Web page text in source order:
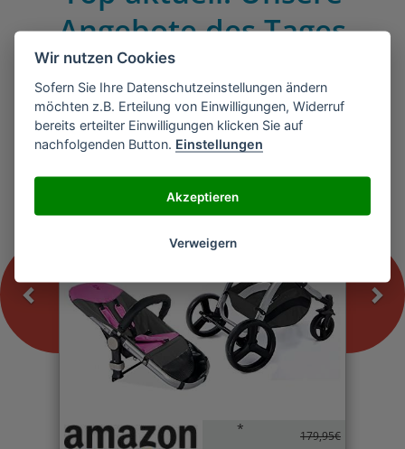
Angebote des Tages
Froggy MAGICA Kinderwagen
* 179,95€
Previous
Wir nutzen Cookies
Sofern Sie Ihre Datenschutzeinstellungen ändern
möchten z.B. Erteilung von Einwilligungen, Widerruf
bereits erteilter Einwilligungen klicken Sie auf
nachfolgenden Button. Einstellungen
Akzeptieren
Verweigern